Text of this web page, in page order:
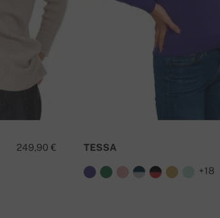
249,90 € TESSA
+18